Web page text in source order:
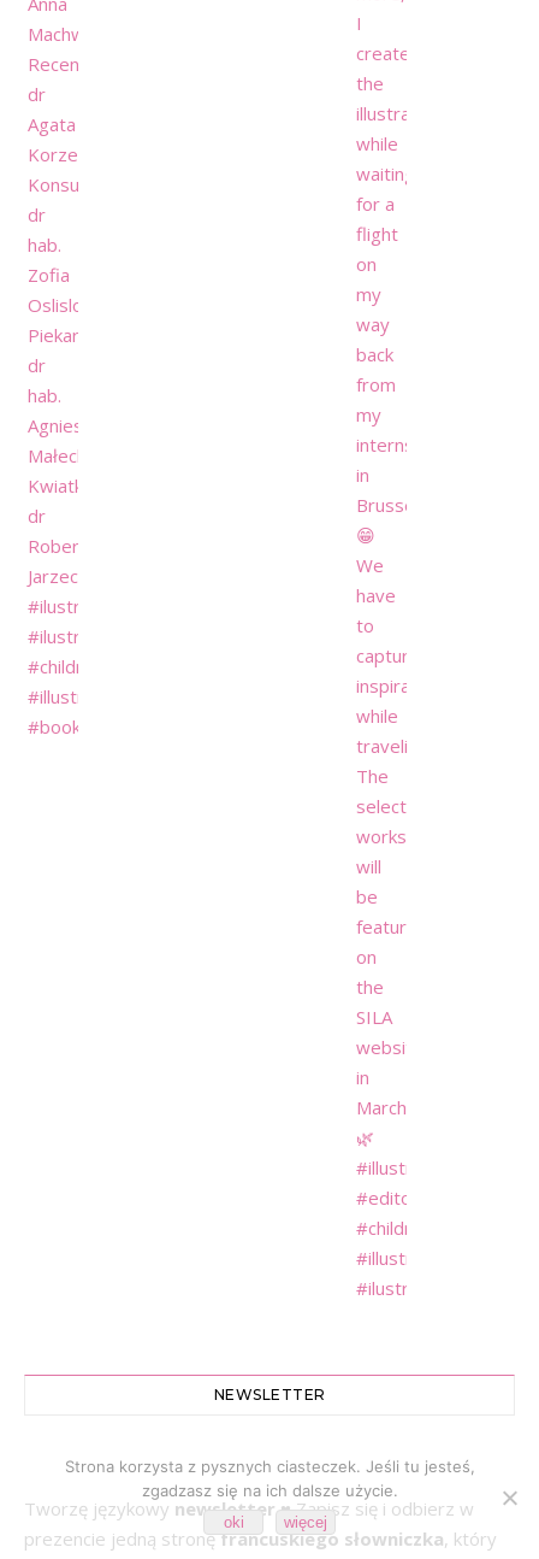
NEWSLETTER
Tworzę językowy newsletter♥ Zapisz się i odbierz w
prezencie jedną stronęfrancuskiego słowniczka, który
Strona korzysta z pysznych ciasteczek. Jeśli tu jesteś,
zgadzasz się na ich dalsze użycie.
oki więcej